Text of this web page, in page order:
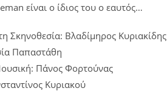
είναι ο ίδιος του ο εαυτός…
Βλαδίμηρος Κυριακίδης
Παπαστάθη
Μουσική: Πάνος Φορτούνας
Κυριακού